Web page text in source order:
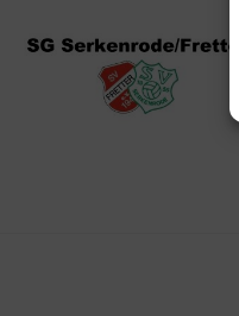
Schiedsrichter